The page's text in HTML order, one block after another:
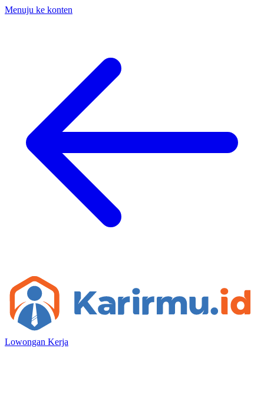
Menuju ke konten
Lowongan Kerja